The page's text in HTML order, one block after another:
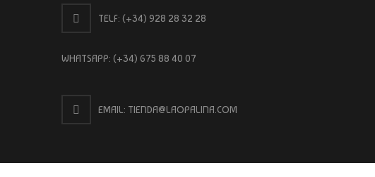
TELF: (+34) 928 28 32 28
WHATSAPP: (+34) 675 88 40 07
EMAIL: TIENDA@LAOPALINA.COM